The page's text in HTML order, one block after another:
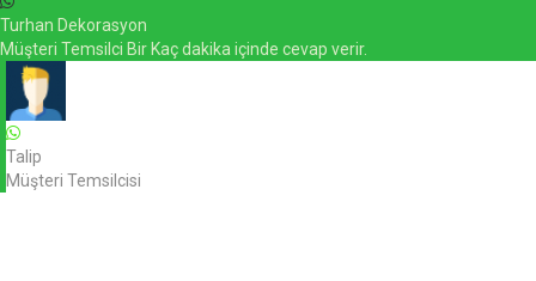
Turhan Dekorasyon
Müşteri Temsilci Bir Kaç dakika içinde cevap verir.
Talip
Müşteri Temsilcisi